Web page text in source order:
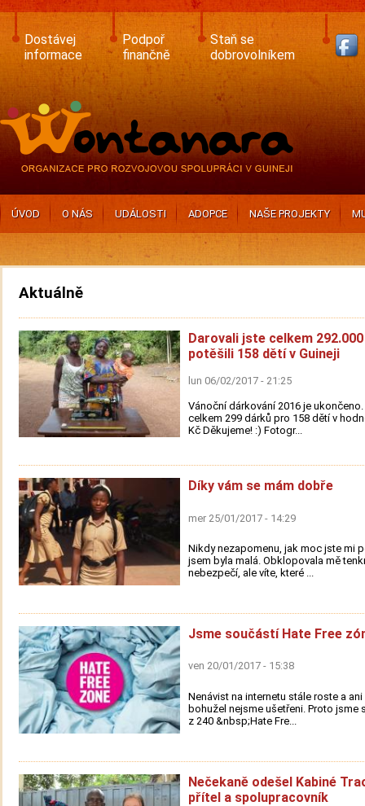
Skip
main
content
Dostávej
informace
Podpoř
finančně
Staň se
dobrovolníkem
ÚVOD O NÁS UDÁLOSTI ADOPCE NAŠE PROJEKTY
Aktuálně
Darovali jste celkem 292.000
potěšili 158 dětí v Guineji
lun 06/02/2017 - 21:25
Vánoční dárkování 2016 je
celkem 299 dárků pro 158 dětí v
Kč Děkujeme! :) Fotogr...
Díky vám se mám dobře
mer 25/01/2017 - 14:29
Nikdy nezapomenu, jak moc jste mi
jsem byla malá. Obklopovala mě
nebezpečí, ale víte, které ...
Jsme součástí Hate Free
ven 20/01/2017 - 15:38
Nenávist na internetu stále roste a
bohužel nejsme ušetřeni. Proto jsme
z 240 &nbsp;Hate Fre...
Nečekaně odešel Kabiné
přítel a spolupracovník